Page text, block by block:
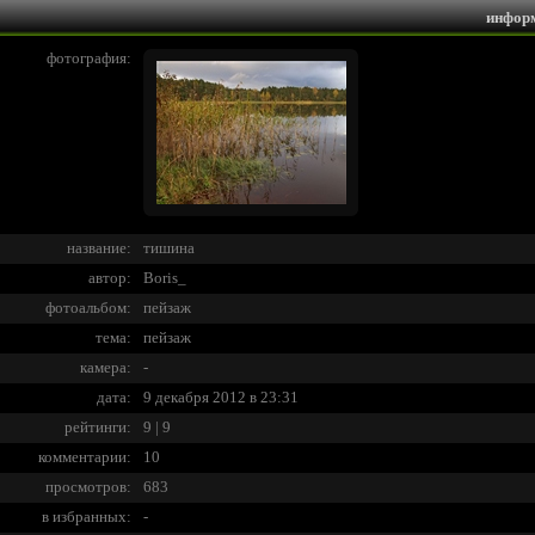
фотография:
название:
тишина
автор:
Boris_
фотоальбом:
пейзаж
тема:
пейзаж
камера:
-
дата:
9 декабря 2012 в 23:31
рейтинги:
9 | 9
комментарии:
10
просмотров:
683
в избранных:
-